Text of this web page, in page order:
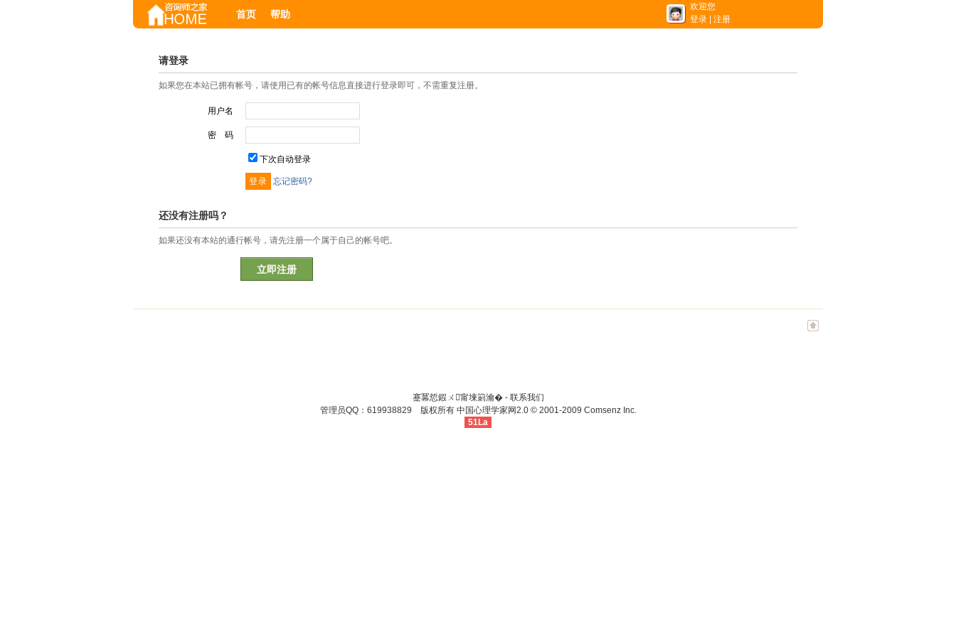
首页 帮助
欢迎您
登录
注册
请登录
如果您在本站已拥有帐号，请使用已有的帐号信息直接进行登录即可，不需重复注册。
用户名
密 码
下次自动登录
忘记密码?
还没有注册吗？
如果还没有本站的通行帐号，请先注册一个属于自己的帐号吧。
立即注册
蹇冪悊鍜ㄨ甯堜箣瀹� - 联系我们
管理员QQ：619938829 版权所有 中国心理学家网2.0© 2001-2009 Comsenz Inc.
51La